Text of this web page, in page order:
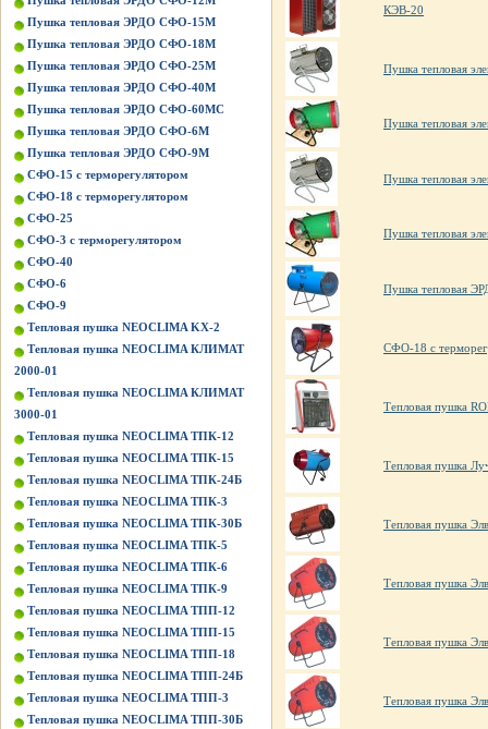
Пушка тепловая ЭРДО СФО-15М
Пушка тепловая ЭРДО СФО-18М
Пушка тепловая ЭРДО СФО-25М
Пушка тепловая ЭРДО СФО-40М
Пушка тепловая ЭРДО СФО-60МС
Пушка тепловая ЭРДО СФО-6М
Пушка тепловая ЭРДО СФО-9М
СФО-15 с терморегулятором
СФО-18 с терморегулятором
СФО-25
СФО-3 с терморегулятором
СФО-40
СФО-6
СФО-9
Тепловая пушка NEOCLIMA KХ-2
Тепловая пушка NEOCLIMA КЛИМАТ
2000-01
Тепловая пушка NEOCLIMA КЛИМАТ
3000-01
Тепловая пушка NEOCLIMA ТПК-12
Тепловая пушка NEOCLIMA ТПК-15
Тепловая пушка NEOCLIMA ТПК-24Б
Тепловая пушка NEOCLIMA ТПК-3
Тепловая пушка NEOCLIMA ТПК-30Б
Тепловая пушка NEOCLIMA ТПК-5
Тепловая пушка NEOCLIMA ТПК-6
Тепловая пушка NEOCLIMA ТПК-9
Тепловая пушка NEOCLIMA ТПП-12
Тепловая пушка NEOCLIMA ТПП-15
Тепловая пушка NEOCLIMA ТПП-18
Тепловая пушка NEOCLIMA ТПП-24Б
Тепловая пушка NEOCLIMA ТПП-3
Тепловая пушка NEOCLIMA ТПП-30Б
КЭВ-20
Пушка тепловая
Пушка тепловая
Пушка тепловая
Пушка тепловая
Пушка тепловая
СФО-18 с
Тепловая пушка
Тепловая пушка
Тепловая пушка
Тепловая пушка
Тепловая пушка
Тепловая пушка